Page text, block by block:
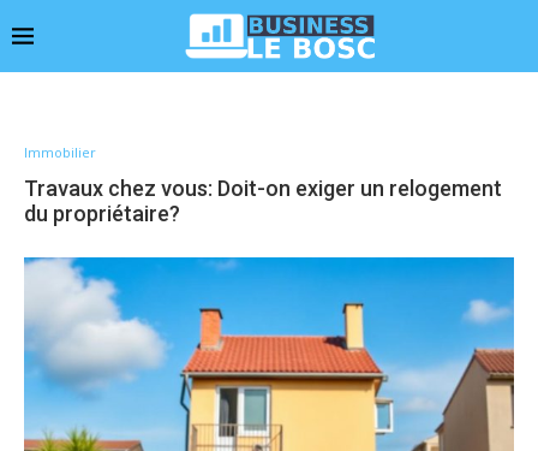
Immobilier
Travaux chez vous: Doit-on exiger un relogement
du propriétaire?